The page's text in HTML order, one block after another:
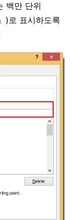
백만 단위
)로 표시하도록